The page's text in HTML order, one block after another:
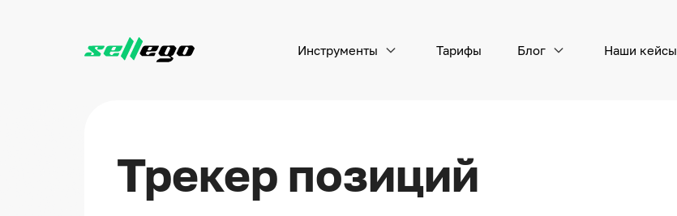
Инструменты Тарифы Блог
Статьи
Наши кейсы
Трекер позиций